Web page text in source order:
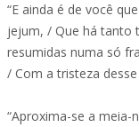
“E ainda é de você
jejum, / Que há tanto
resumidas numa só
/ Com a tristeza
“Aproxima-se a